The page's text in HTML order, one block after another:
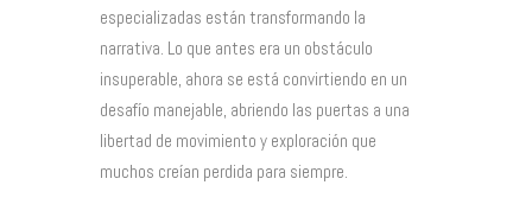
especializadas están transformando la
narrativa. Lo que antes era un obstáculo
insuperable, ahora se está convirtiendo en un
desafío manejable, abriendo las puertas a una
libertad de movimiento y exploración que
muchos creían perdida para siempre.